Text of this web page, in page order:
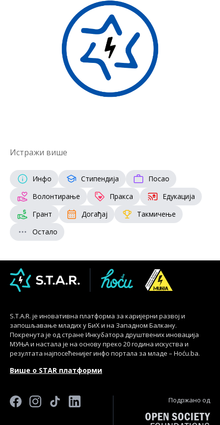
Истражи више
Инфо Стипендија
Посао
Волонтирање
Пракса
Едукација
Грант
Догађај
Такмичење
Остало
S.T.A.R. је иновативна платформа за каријерни развој и
запошљавање младих у БиХ и на Западном Балкану.
Покренута је од стране Инкубатора друштвених иновација
МУЊА и настала је на основу преко 20 година искуства и
резултата најпосећенијег инфо портала за младе – Hoću.ba.
Више о STAR платформи
Подржано од